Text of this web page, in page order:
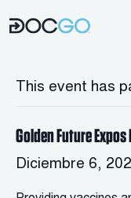
This event has
Golden Future
Diciembre 6,